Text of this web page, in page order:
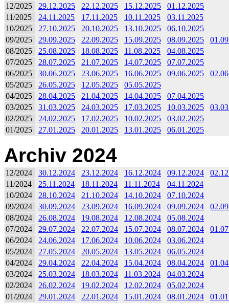
12/2025 29.12.2025 22.12.2025 15.12.2025
01.12.2025
11/2025
24.11.2025 17.11.2025 10.11.2025
03.11.2025
10/2025
27.10.2025 20.10.2025 13.10.2025
06.10.2025
09/2025
29.09.2025 22.09.2025 15.09.2025 08.09.2025
08/2025
25.08.2025 18.08.2025 11.08.2025
04.08.2025
07/2025
28.07.2025 21.07.2025 14.07.2025
07.07.2025
06/2025
30.06.2025 23.06.2025 16.06.2025 09.06.2025
05/2025
26.05.2025 12.05.2025
05.05.2025
04/2025
28.04.2025 21.04.2025 14.04.2025
07.04.2025
03/2025
31.03.2025 24.03.2025 17.03.2025 10.03.2025
02/2025
24.02.2025 17.02.2025 10.02.2025
03.02.2025
01/2025
27.01.2025 20.01.2025 13.01.2025 06.01.2025
Archiv 2024
12/2024 30.12.2024 23.12.2024 16.12.2024 09.12.2024
11/2024
25.11.2024 18.11.2024 11.11.2024
04.11.2024
10/2024
28.10.2024 21.10.2024 14.10.2024
07.10.2024
09/2024
30.09.2024 23.09.2024 16.09.2024 09.09.2024
08/2024
26.08.2024 19.08.2024 12.08.2024
05.08.2024
07/2024
29.07.2024 22.07.2024 15.07.2024 08.07.2024
06/2024
24.06.2024 17.06.2024 10.06.2024
03.06.2024
05/2024
27.05.2024 20.05.2024 13.05.2024
06.05.2024
04/2024
29.04.2024 22.04.2024 15.04.2024 08.04.2024
03/2024
25.03.2024 18.03.2024 11.03.2024
04.03.2024
02/2024
26.02.2024 19.02.2024 12.02.2024
05.02.2024
01/2024
29.01.2024 22.01.2024 15.01.2024 08.01.2024